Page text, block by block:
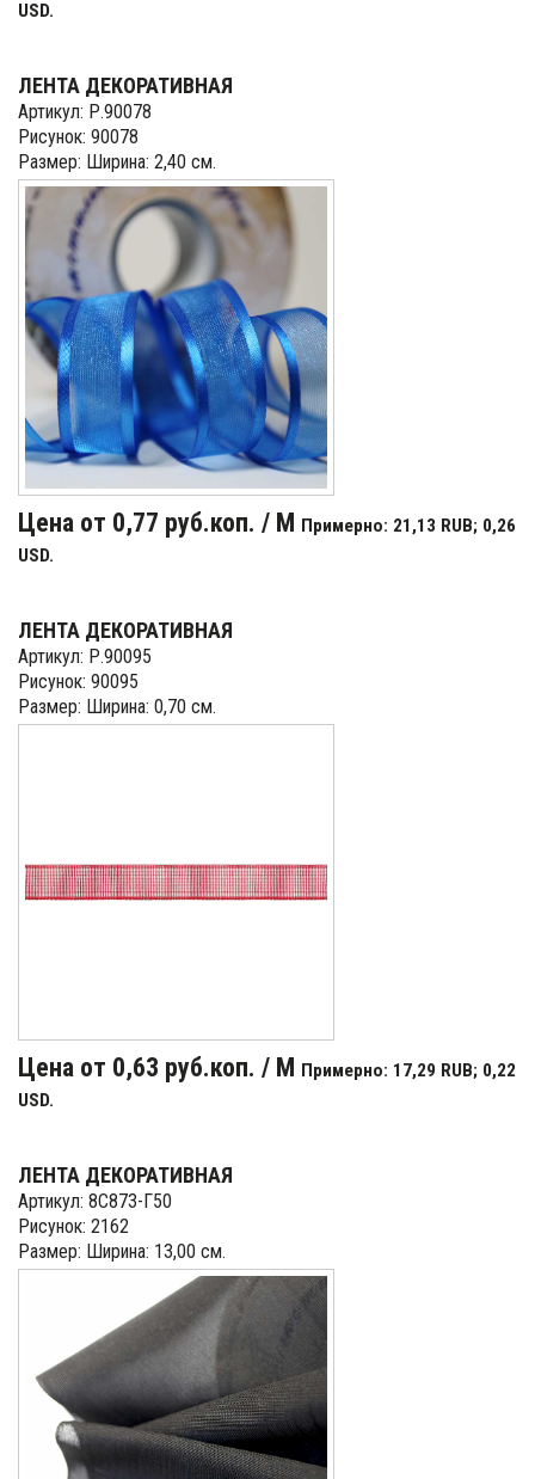
USD.
ЛЕНТА ДЕКОРАТИВНАЯ
Артикул: Р.90078
Рисунок: 90078
Размер: Ширина: 2,40 см.
Цена от 0,77 руб.коп. / М Примерно: 21,13 RUB; 0,26
USD.
ЛЕНТА ДЕКОРАТИВНАЯ
Артикул: Р.90095
Рисунок: 90095
Размер: Ширина: 0,70 см.
Цена от 0,63 руб.коп. / М Примерно: 17,29 RUB; 0,22
USD.
ЛЕНТА ДЕКОРАТИВНАЯ
Артикул: 8С873-Г50
Рисунок: 2162
Размер: Ширина: 13,00 см.